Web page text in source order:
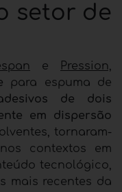
setor de
e
Pression,
para espuma de
de dois
em dispersão
tornaram-
contextos em
tecnológico,
mais recentes da